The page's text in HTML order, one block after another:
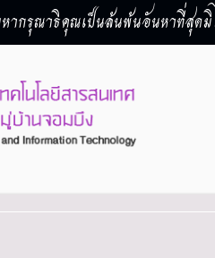
ากรุณาธิคุณเป็นล้นพ้นอันหาที่สุด